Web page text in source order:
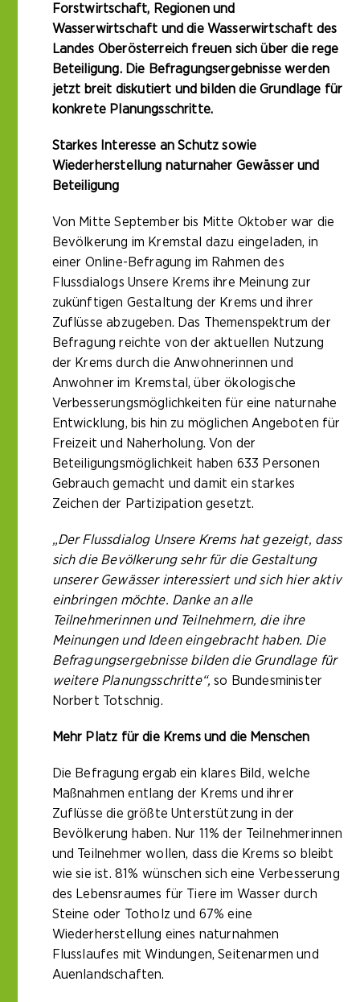
Forstwirtschaft, Regionen und
Wasserwirtschaft und die Wasserwirtschaft des
Landes Oberösterreich freuen sich über die rege
Beteiligung. Die Befragungsergebnisse werden
jetzt breit diskutiert und bilden die Grundlage für
konkrete Planungsschritte.
Starkes Interesse an Schutz sowie
Wiederherstellung naturnaher Gewässer und
Beteiligung
Von Mitte September bis Mitte Oktober war die
Bevölkerung im Kremstal dazu eingeladen, in
einer Online-Befragung im Rahmen des
Flussdialogs Unsere Krems ihre Meinung zur
zukünftigen Gestaltung der Krems und ihrer
Zuflüsse abzugeben. Das Themenspektrum der
Befragung reichte von der aktuellen Nutzung
der Krems durch die Anwohnerinnen und
Anwohner im Kremstal, über ökologische
Verbesserungsmöglichkeiten für eine naturnahe
Entwicklung, bis hin zu möglichen Angeboten für
Freizeit und Naherholung. Von der
Beteiligungsmöglichkeit haben 633 Personen
Gebrauch gemacht und damit ein starkes
Zeichen der Partizipation gesetzt.
„Der Flussdialog Unsere Krems hat gezeigt, dass
sich die Bevölkerung sehr für die Gestaltung
unserer Gewässer interessiert und sich hier aktiv
einbringen möchte. Danke an alle
Teilnehmerinnen und Teilnehmern, die ihre
Meinungen und Ideen eingebracht haben. Die
Befragungsergebnisse bilden die Grundlage für
weitere Planungsschritte“, so Bundesminister
Norbert Totschnig.
Mehr Platz für die Krems und die Menschen
Die Befragung ergab ein klares Bild, welche
Maßnahmen entlang der Krems und ihrer
Zuflüsse die größte Unterstützung in der
Bevölkerung haben. Nur 11% der Teilnehmerinnen
und Teilnehmer wollen, dass die Krems so bleibt
wie sie ist. 81% wünschen sich eine Verbesserung
des Lebensraumes für Tiere im Wasser durch
Steine oder Totholz und 67% eine
Wiederherstellung eines naturnahmen
Flusslaufes mit Windungen, Seitenarmen und
Auenlandschaften.